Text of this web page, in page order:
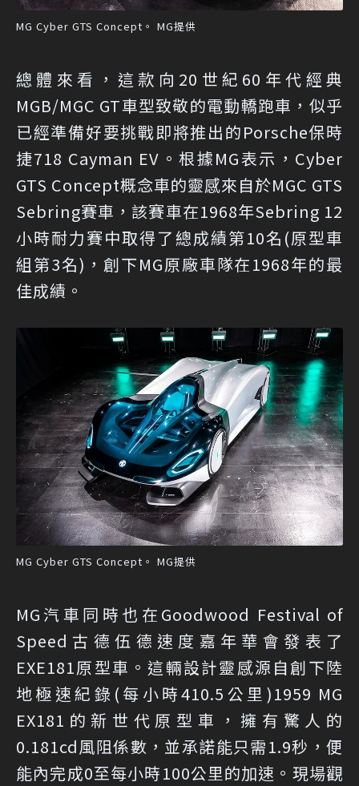
MG Cyber GTS Concept。 MG提供
總體來看，這款向20世紀60年代經典
MGB/MGC GT車型致敬的電動轎跑車，似乎
已經準備好要挑戰即將推出的Porsche保時
捷718 Cayman EV。根據MG表示，Cyber
GTS Concept概念車的靈感來自於MGC GTS
Sebring賽車，該賽車在1968年Sebring 12
小時耐力賽中取得了總成績第10名(原型車
組第3名)，創下MG原廠車隊在1968年的最
佳成績。
MG Cyber GTS Concept。 MG提供
MG汽車同時也在Goodwood Festival of
Speed古德伍德速度嘉年華會發表了
EXE181原型車。這輛設計靈感源自創下陸
地極速紀錄(每小時410.5公里)1959 MG
EX181的新世代原型車，擁有驚人的
0.181cd風阻係數，並承諾能只需1.9秒，便
能內完成0至每小時100公里的加速。現場觀